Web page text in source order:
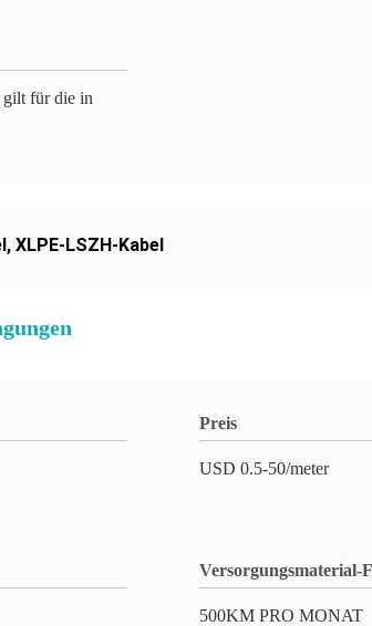
gilt für die in
, XLPE-LSZH-Kabel
Preis
USD 0.5-50/meter
Versorgungsmaterial-
500KM PRO MONAT